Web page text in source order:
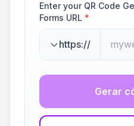
Enter your QR Code
Forms URL *
https://
Gerar